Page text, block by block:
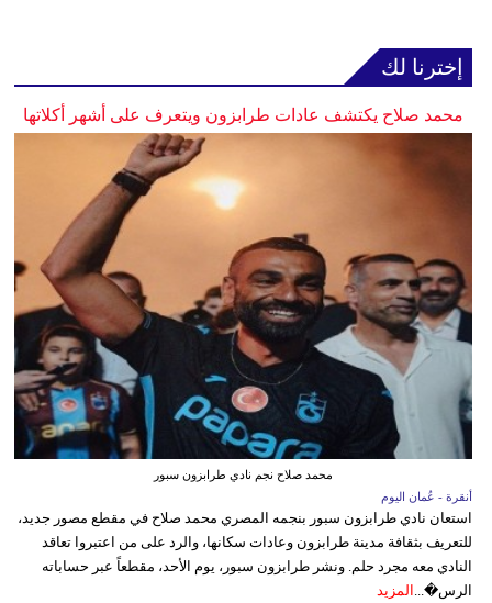
إخترنا لك
محمد صلاح يكتشف عادات طرابزون ويتعرف على أشهر أكلاتها
محمد صلاح نجم نادي طرابزون سبور
أنقرة - عُمان اليوم
استعان نادي طرابزون سبور بنجمه المصري محمد صلاح في مقطع مصور جديد،
للتعريف بثقافة مدينة طرابزون وعادات سكانها، والرد على من اعتبروا تعاقد
النادي معه مجرد حلم. ونشر طرابزون سبور، يوم الأحد، مقطعاً عبر حساباته
الرس�... المزيد